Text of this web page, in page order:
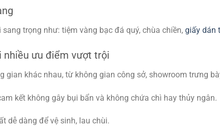
trọng như: tiệm vàng bạc đá quý, chùa chiền, giấy dán
nhiều ưu điểm vượt trội
gian khác nhau, từ không gian công sở, showroom trưng
kết không gây bụi bẩn và không chứa chì hay thủy ngân.
dễ dàng để vệ sinh, lau chùi.